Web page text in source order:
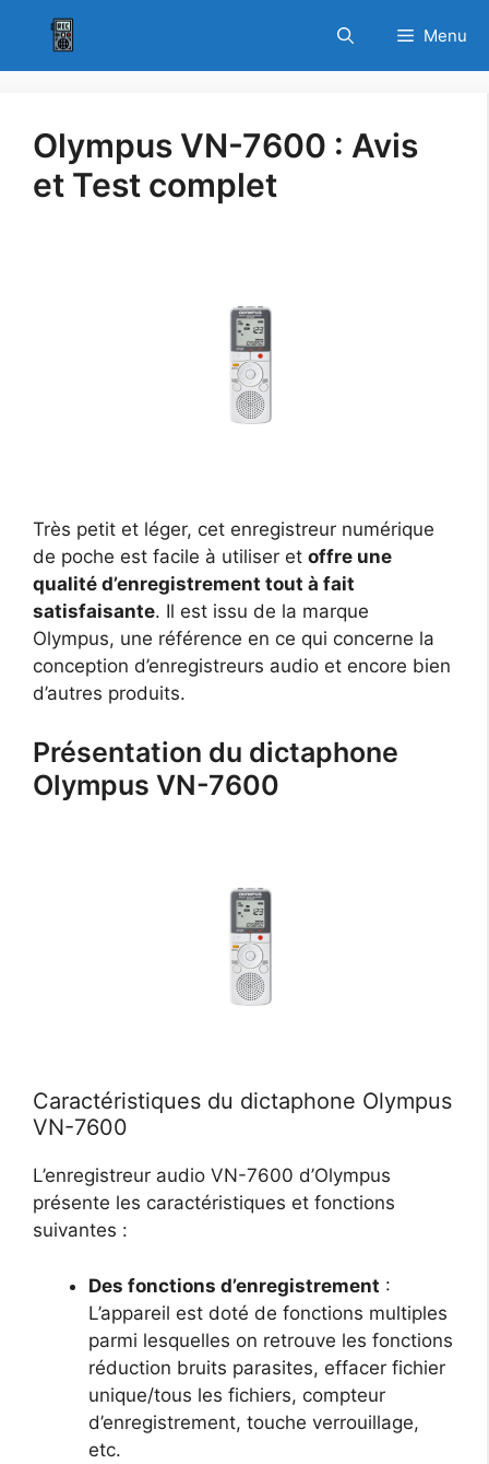
contenu
Menu
Olympus VN-7600 : Avis
et Test complet
Très petit et léger, cet enregistreur numérique
de poche est facile à utiliser et offre une
qualité d’enregistrement tout à fait
satisfaisante. Il est issu de la marque
Olympus, une référence en ce qui concerne la
conception d’enregistreurs audio et encore bien
d’autres produits.
Présentation du dictaphone
Olympus VN-7600
Caractéristiques du dictaphone Olympus
VN-7600
L’enregistreur audio VN-7600 d’Olympus
présente les caractéristiques et fonctions
suivantes :
Des fonctions d’enregistrement :
L’appareil est doté de fonctions multiples
parmi lesquelles on retrouve les fonctions
réduction bruits parasites, effacer fichier
unique/tous les fichiers, compteur
d’enregistrement, touche verrouillage,
etc.
La Crème de la Crème
des Dictaphones au
Meilleur Prix